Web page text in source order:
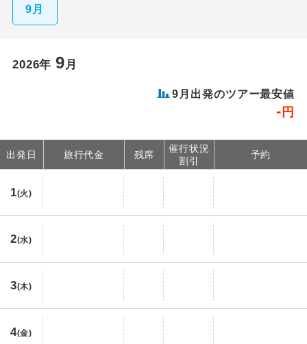
9月
2026年 9月
9月出発のツアー最安値
- 円
出発日 旅行代金 残席
催行状況
割引
予約
1(火)
2(水)
3(木)
4(金)